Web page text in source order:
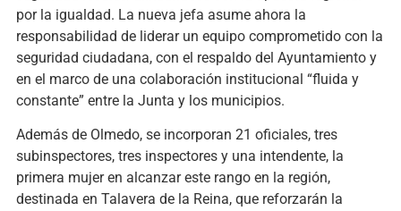
por la igualdad. La nueva jefa asume ahora la
responsabilidad de liderar un equipo comprometido con la
seguridad ciudadana, con el respaldo del Ayuntamiento y
en el marco de una colaboración institucional “fluida y
constante” entre la Junta y los municipios.
Además de Olmedo, se incorporan 21 oficiales, tres
subinspectores, tres inspectores y una intendente, la
primera mujer en alcanzar este rango en la región,
destinada en Talavera de la Reina, que reforzarán la